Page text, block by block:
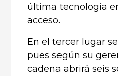
última tecnología
acceso.
En el tercer lugar
pues según su
cadena abrirá seis